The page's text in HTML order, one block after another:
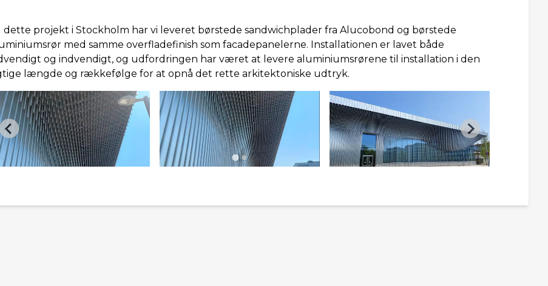
dette projekt i Stockholm har vi leveret børstede sandwichplader fra Alucobond og børstede
med samme overfladefinish som facadepanelerne. Installationen er lavet både
og indvendigt, og udfordringen har været at levere aluminiumsrørene til installation i den
længde og rækkefølge for at opnå det rette arkitektoniske udtryk.